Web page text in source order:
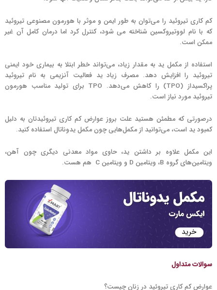
کم کاری تیروئید را می‌توان به طور ایمن و موثر با هورمون مصنوعی تیروئید
که با نام لووتیروکسین شناخته می شود، کنترل کرد اما درمان کامل آن غیر
ممکن است.
استفاده از مکمل ید به مقدار زیاد، می‌تواند خطر ابتلا به بیماری خود ایمنی
تیروئید را افزایش دهد. مصرف زیاد ید فعالیت آنزیمی به نام تیروئید
پراکسیداز (TPO) را کاهش می‌دهد. TPO برای تولید مناسب هورمون
تیروئید مورد نیاز است.
درصورتی که مطمئن هستید علت بروز عوارض کم کاری تیروئیدتان به دلیل
کمبود ید است، می‌توانید از مکمل‌هایی چون مکمل یدوناتال استفاده کنید.
این مکمل علاوه بر داشتن ید، حاوی مواد معدنی دیگری چون آهن،
ویتامین‌های گروه B، ویتامین D و ویتامین C هم هست.
سوالات متداول
عوارض کم کاری تیروئید در زنان چیست؟